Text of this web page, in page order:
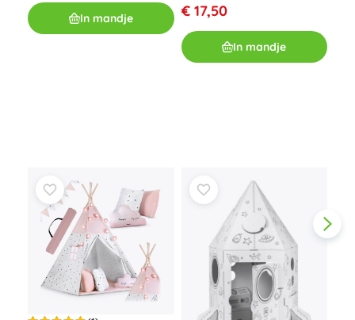
In mandje € 17,50
In mandje